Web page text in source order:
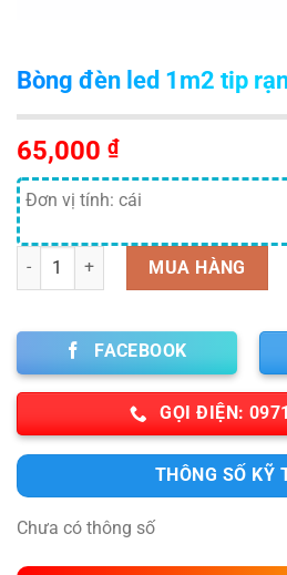
Bòng đèn led 1m2 tip
65,000 ₫
Đơn vị tính: cái
Số lượng MUA HÀNG
FACEBOOK
GỌI ĐIỆN:
THÔNG SỐ KỸ
Chưa có thông số